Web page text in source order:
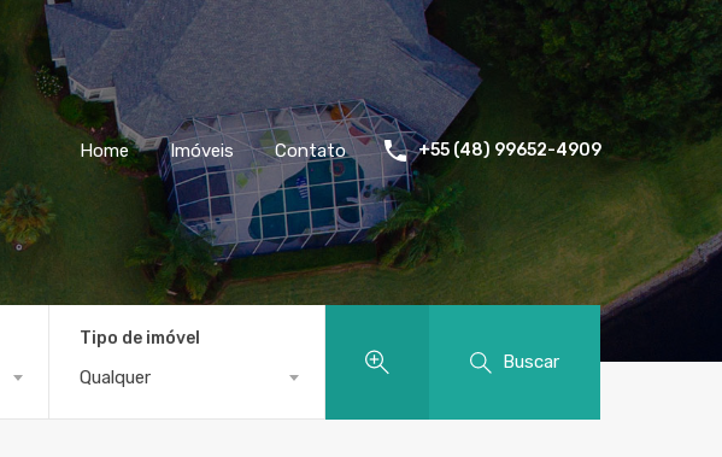
Home Imóveis Contato +55 (48) 99652-4909
Tipo de imóvel
Qualquer
Buscar